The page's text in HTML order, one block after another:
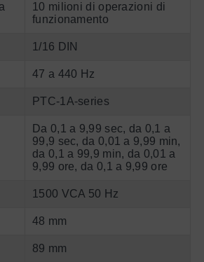
10 milioni di operazioni di
funzionamento
1/16 DIN
47 a 440 Hz
PTC-1A-series
Da 0,1 a 9,99 sec, da 0,1 a
99,9 sec, da 0,01 a 9,99 min,
da 0,1 a 99,9 min, da 0,01 a
9,99 ore, da 0,1 a 9,99 ore
1500 VCA 50 Hz
48 mm
89 mm